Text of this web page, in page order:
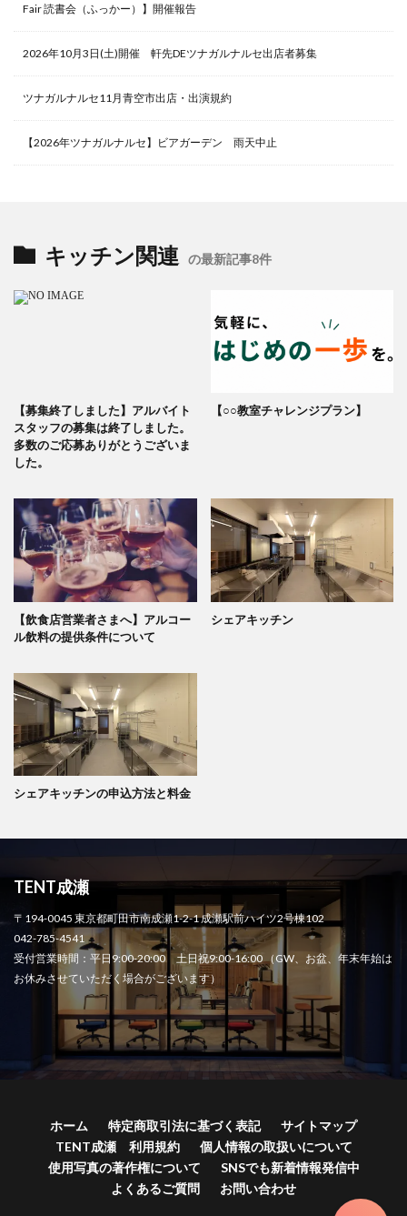
Fair 読書会（ふっかー）】開催報告
2026年10月3日(土)開催 軒先DEツナガルナルセ出店者募集
ツナガルナルセ11月青空市出店・出演規約
【2026年ツナガルナルセ】ビアガーデン 雨天中止
キッチン関連 の最新記事8件
【募集終了しました】アルバイト
スタッフの募集は終了しました。
多数のご応募ありがとうございま
した。
【○○教室チャレンジプラン】
【飲食店営業者さまへ】アルコー
ル飲料の提供条件について
シェアキッチン
シェアキッチンの申込方法と料金
TENT成瀬
〒194-0045 東京都町田市南成瀬1-2-1 成瀬駅前ハイツ2号棟102
042-785-4541
受付営業時間：平日9:00-20:00 土日祝9:00-16:00 （GW、お盆、年末年始は
お休みさせていただく場合がございます）
ホーム 特定商取引法に基づく表記
サイトマップ
TENT成瀬 利用規約
個人情報の取扱いについて
使用写真の著作権について
SNSでも新着情報発信中
よくあるご質問
お問い合わせ